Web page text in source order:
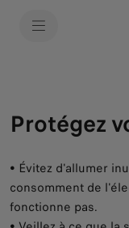
Protégez
• Évitez d'allumer
consomment de
fonctionne pas.